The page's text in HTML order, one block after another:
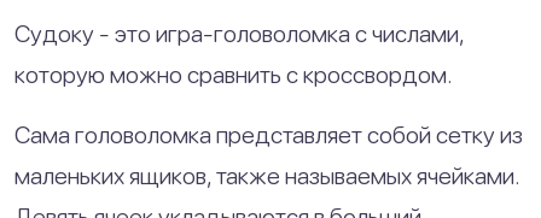
Судоку - это игра-головоломка с числами,
которую можно сравнить с кроссвордом.
Сама головоломка представляет собой сетку из
маленьких ящиков, также называемых ячейками.